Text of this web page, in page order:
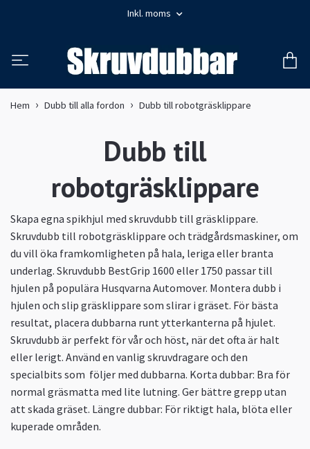
Inkl. moms
Hem Dubb till alla fordon Dubb till robotgräsklippare
Dubb till
robotgräsklippare
Skapa egna spikhjul med skruvdubb till gräsklippare.
Skruvdubb till robotgräsklippare och trädgårdsmaskiner, om
du vill öka framkomligheten på hala, leriga eller branta
underlag. Skruvdubb BestGrip 1600 eller 1750 passar till
hjulen på populära Husqvarna Automover. Montera dubb i
hjulen och slip gräsklippare som slirar i gräset. För bästa
resultat, placera dubbarna runt ytterkanterna på hjulet.
Skruvdubb är perfekt för vår och höst, när det ofta är halt
eller lerigt. Använd en vanlig skruvdragare och den
specialbits som följer med dubbarna. Korta dubbar: Bra för
normal gräsmatta med lite lutning. Ger bättre grepp utan
att skada gräset. Längre dubbar: För riktigt hala, blöta eller
kuperade områden.